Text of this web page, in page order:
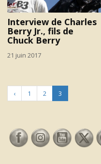
Interview de Charles
Berry Jr., fils de
Chuck Berry
21 juin 2017
‹ 1 2 3